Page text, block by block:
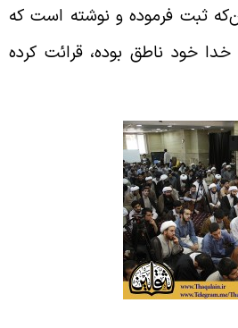
ثبت فرموده و نوشته است که
خود ناطق بوده، قرائت کرده